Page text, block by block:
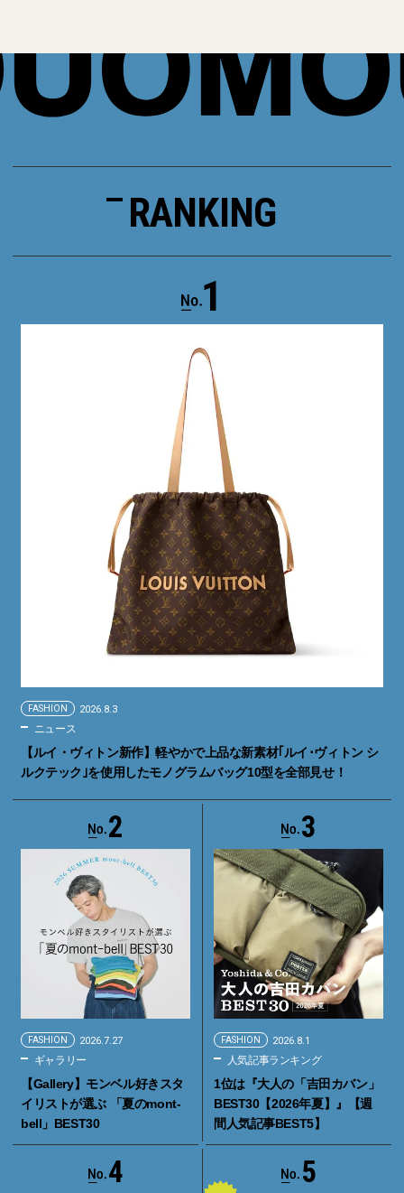
RANKING
1
FASHION 2026.8.3
ニュース
【ルイ・ヴィトン新作】軽やかで上品な新素材｢ルイ･ヴィトン シ
ルクテック｣を使用したモノグラムバッグ10型を全部見せ！
2
FASHION 2026.7.27
ギャラリー
【Gallery】モンベル好きスタ
イリストが選ぶ 「夏のmont-
bell」BEST30
3
FASHION 2026.8.1
人気記事ランキング
1位は『大人の「吉田カバン」
BEST30【2026年夏】』【週
間人気記事BEST5】
4 5